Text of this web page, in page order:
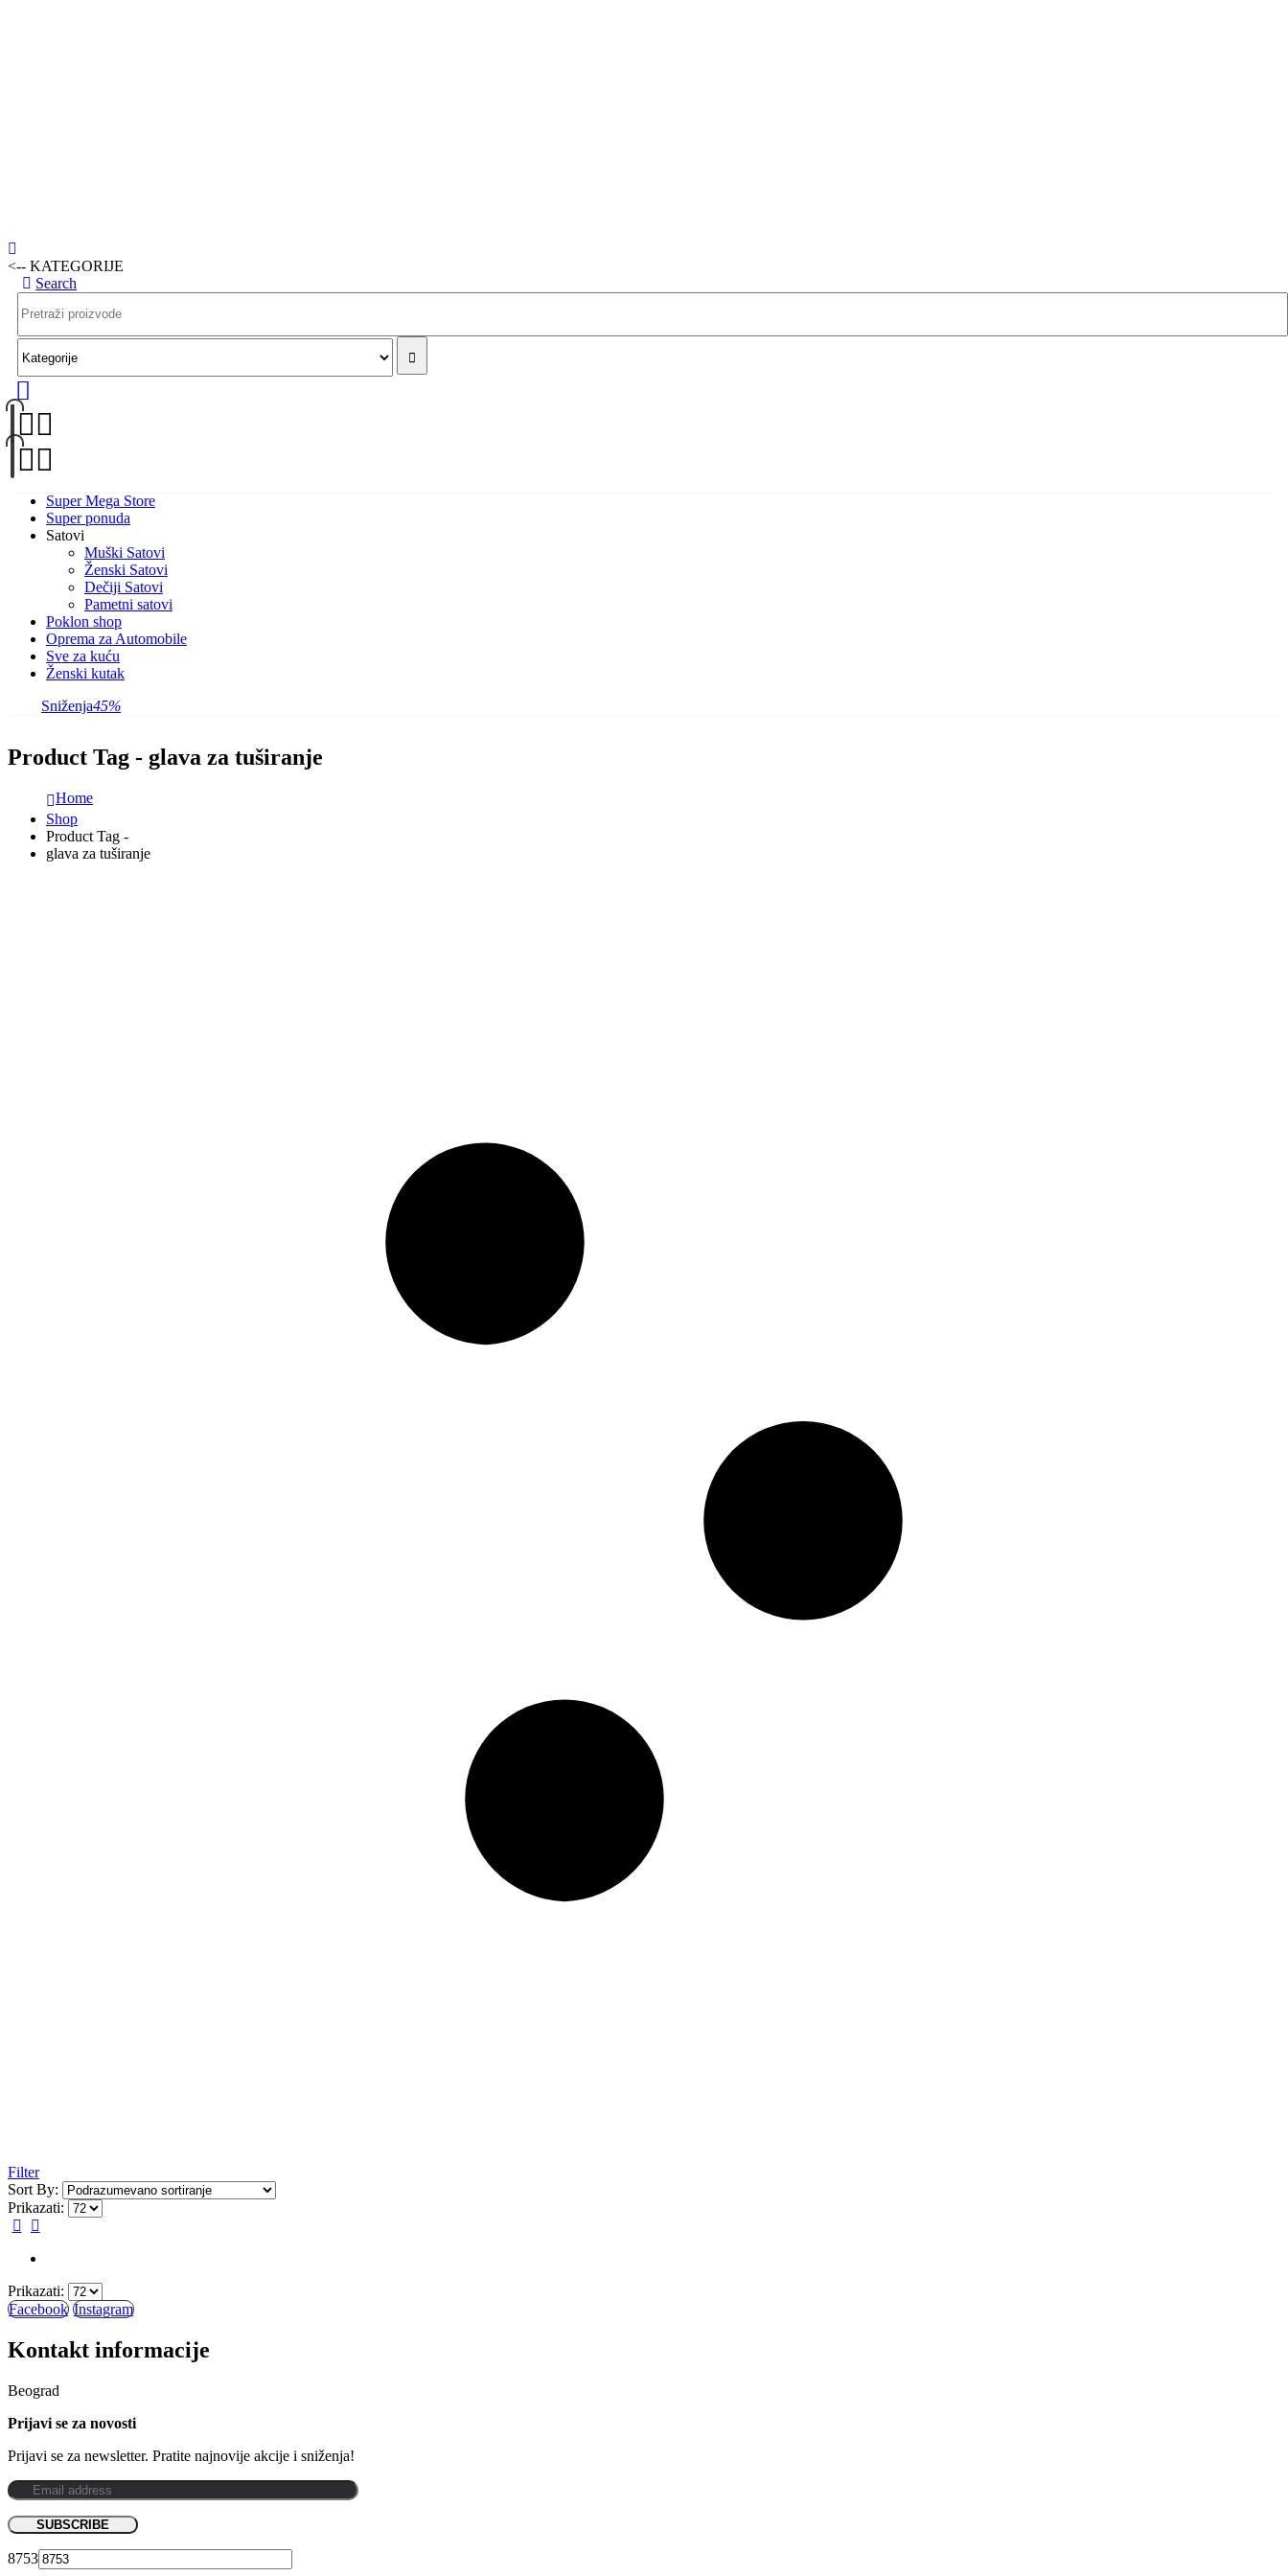
<-- KATEGORIJE
Search
Super Mega Store
Super ponuda
Satovi
Muški Satovi
Ženski Satovi
Dečiji Satovi
Pametni satovi
Poklon shop
Oprema za Automobile
Sve za kuću
Ženski kutak
Sniženja45%
Product Tag - glava za tuširanje
Home
Shop
Product Tag -
glava za tuširanje
Filter
Sort By:
Prikazati:
Prikazati:
Facebook Instagram
Kontakt informacije
Beograd
Prijavi se za novosti
Prijavi se za newsletter. Pratite najnovije akcije i sniženja!
8753